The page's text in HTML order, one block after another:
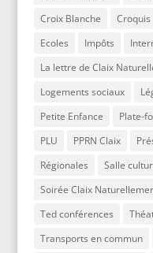
Croix Blanche
Croquis
Ecoles
Impôts
La lettre de Claix
Logements sociaux
Petite Enfance
Plate-
PLU
PPRN Claix
Régionales
Salle
Soirée Claix
Ted conférences
Transports en commun